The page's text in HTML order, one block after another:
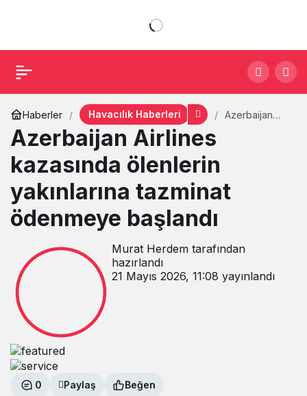
Haberler Havacılık Haberleri
Azerbaijan
ödenmeye
başlandı
Azerbaijan Airlines
kazasında ölenlerin
yakınlarına tazminat
ödenmeye başlandı
Murat Herdemtarafından
hazırlandı
21 Mayıs 2026, 11:08 yayınlandı
0 Paylaş Beğen